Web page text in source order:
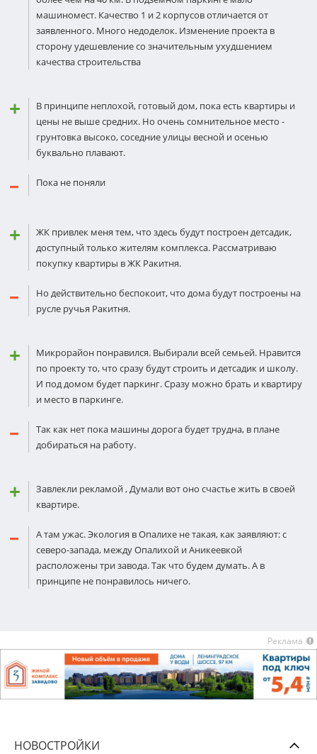
машиномест. Качество 1 и 2 корпусов отличается от
заявленного. Много недоделок. Изменение проекта в
сторону удешевление со значительным ухудшением
качества строительства
В принципе неплохой, готовый дом, пока есть квартиры и
цены не выше средних. Но очень сомнительное место -
грунтовка высоко, соседние улицы весной и осенью
буквально плавают.
Пока не поняли
ЖК привлек меня тем, что здесь будут построен детсадик,
доступный только жителям комплекса. Рассматриваю
покупку квартиры в ЖК Ракитня.
Но действительно беспокоит, что дома будут построены на
русле ручья Ракитня.
Микрорайон понравился. Выбирали всей семьей. Нравится
по проекту то, что сразу будут строить и детсадик и школу.
И под домом будет паркинг. Сразу можно брать и квартиру
и место в паркинге.
Так как нет пока машины дорога будет трудна, в плане
добираться на работу.
Завлекли рекламой , Думали вот оно счастье жить в своей
квартире.
А там ужас. Экология в Опалихе не такая, как заявляют: с
северо-запада, между Опалихой и Аникеевкой
расположены три завода. Так что будем думать. А в
принципе не понравилось ничего.
Реклама
НОВОСТРОЙКИ